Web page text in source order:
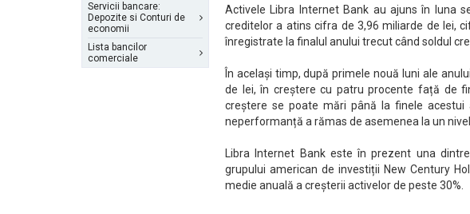
Servicii bancare:
Depozite si Conturi de
economii
Lista bancilor
comerciale
Activele Libra Internet Bank au ajuns în luna
creditelor a atins cifra de 3,96 miliarde de lei,
înregistrate la finalul anului trecut când soldul
În același timp, după primele nouă luni ale
de lei, în creștere cu patru procente față de
creștere se poate mări până la finele
neperformanță a rămas de asemenea la un
Libra Internet Bank este în prezent una
grupului american de investiții New Century
medie anuală a creșterii activelor de peste 30%.